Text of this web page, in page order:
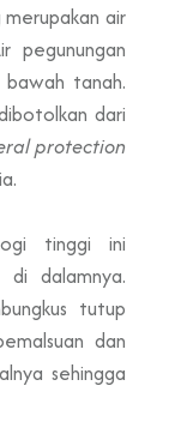
air
pegunungan
tanah.
dari
protection
tinggi ini
di dalamnya.
tutup
dan
sehingga